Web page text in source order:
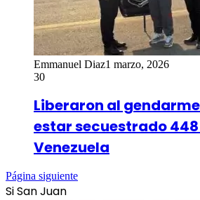
Emmanuel Diaz1 marzo, 2026
30
Liberaron al
estar secuestrado
Venezuela
Página siguiente
Si San Juan